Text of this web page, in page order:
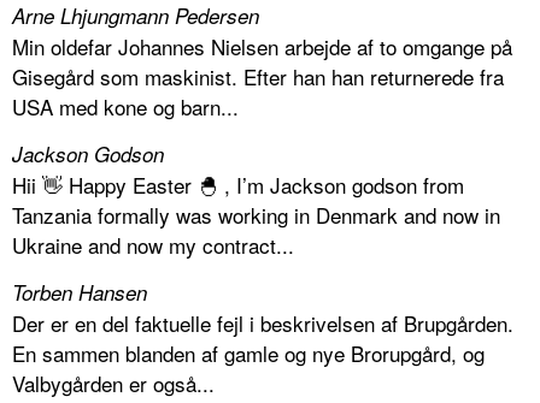
Arne Lhjungmann Pedersen
Min oldefar Johannes Nielsen arbejde af to omgange på
Gisegård som maskinist. Efter han han returnerede fra
USA med kone og barn...
Jackson Godson
Hii 👋 Happy Easter 🐣 , I’m Jackson godson from
Tanzania formally was working in Denmark and now in
Ukraine and now my contract...
Torben Hansen
Der er en del faktuelle fejl i beskrivelsen af Brupgården.
En sammen blanden af gamle og nye Brorupgård, og
Valbygården er også...